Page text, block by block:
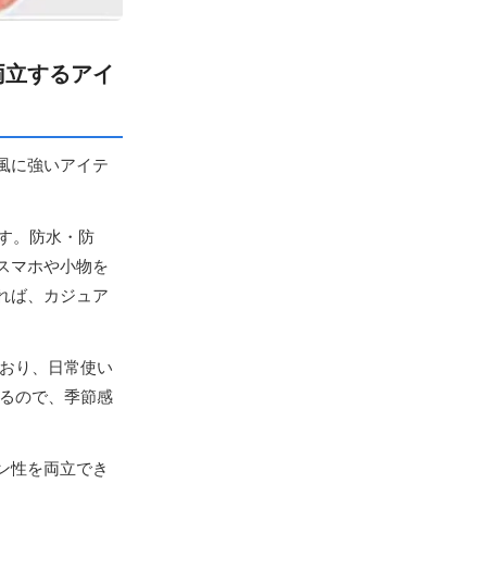
するアイ
に強いアイテ
。防水・防
マホや小物を
ば、カジュア
り、日常使い
ので、季節感
性を両立でき